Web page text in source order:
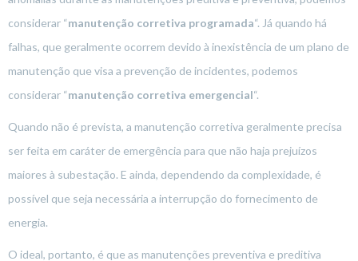
considerar “manutenção corretiva programada“. Já quando há
falhas, que geralmente ocorrem devido à inexistência de um plano de
manutenção que visa a prevenção de incidentes, podemos
considerar “manutenção corretiva emergencial“.
Quando não é prevista, a manutenção corretiva geralmente precisa
ser feita em caráter de emergência para que não haja prejuízos
maiores à subestação. E ainda, dependendo da complexidade, é
possível que seja necessária a interrupção do fornecimento de
energia.
O ideal, portanto, é que as manutenções preventiva e preditiva